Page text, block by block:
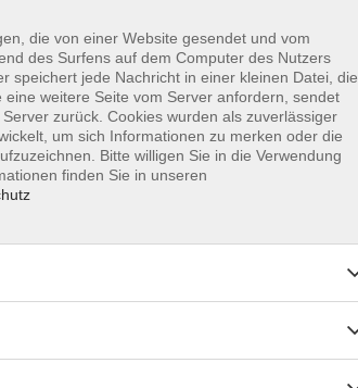
Beine, Po
und Fantasiereisen
die von einer Website gesendet und vom
des Surfens auf dem Computer des Nutzers
speichert jede Nachricht in einer kleinen Datei, die
weitere Seite vom Server anfordern, sendet
zurück. Cookies wurden als zuverlässiger
um sich Informationen zu merken oder die
Bitte willigen Sie in die Verwendung
finden Sie in unseren